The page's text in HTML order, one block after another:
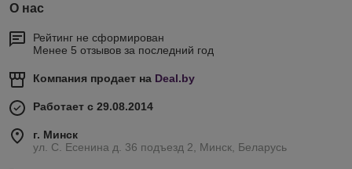
О нас
Рейтинг не сформирован
Менее 5 отзывов за последний год
Компания продает на Deal.by
Работает с 29.08.2014
г. Минск
ул. С. Есенина д. 36 подъезд 2, Минск, Беларусь